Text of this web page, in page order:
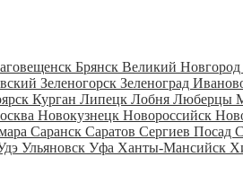
Брянск Великий Новгород
Зеленогорск Зеленоград
Курган Липецк Лобня Люберцы
Новокузнецк Новороссийск
Саранск Саратов Сергиев Посад
Ульяновск Уфа Ханты-Мансийск